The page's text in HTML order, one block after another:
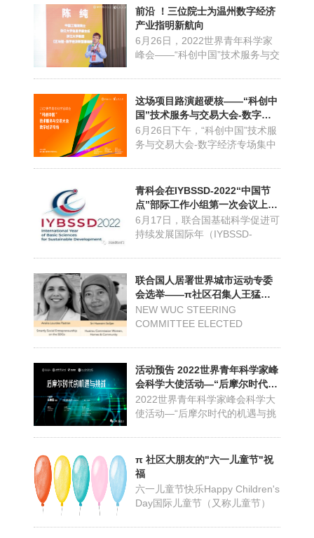
国”技术服务与交易大会数字经济
专场在温州世界青年科学家学术
中心举行，会上全国首家“科创中
国”园区科技服务工作站正式授予
温州国际未来科技岛。中国.....
前沿 ！三位院士为温州数字经济
产业指明新航向
6月26日，2022世界青年科学家
峰会——“科创中国”技术服务与交
行。会上，中国工程院院士陈
纯、中国科学院院士杨德仁、中
国工程院院士谭建荣等专家学
者，分别就“区块链-数字经济新型
基础技术”“半导体材料产业现状和
挑战”“数学设计与数字孪生”等研
究...
这场项目路演超硬核——“科创中
国”技术服务与交易大会-数字经
济专场助推温州数字经济发展
6月26日下午，“科创中国”技术服
务与交易大会-数字经济专场集中
如期而至。12家在数字经济、大
数据、智能制造、生命科学、新
材料等领域形成项目的科技企业
轮流展示、讲解。鹿城区委常
委、 副区长张伟出席了会议并作
致辞。张伟在致辞中表示，...
青科会在IYBSSD-2022“中国节
点”部际工作小组第一次会议上作
专题发言
6月17日，联合国基础科学促进可
持续发展国际年（IYBSSD-
点”部际工作小组第一次会议召
开，青科会秘书处执行秘书长王
猛作为青科会代表参会并作专题
发言，重点分享了2022青科会的
总体筹备情况及与国际年的具体
青....
联合国人居署世界城市运动专委
会选举——π社区召集人王猛当
选儿童与青年专委会联合主席
NEW WUC STEERING
COMMITTEE ELECTED
CONGRATULATIONS!
活动预告 2022世界青年科学家峰
会科学大使活动—“后摩尔时代的
机遇与挑战”
2022世界青年科学家峰会科学大
使活动—“后摩尔时代的机遇与挑
日（周四）下午16:30—18:00活
动地点：浙江工贸职业技术学院
主题讲解后摩尔时代的机遇与挑
战摩尔定律的核心价值在于基于
CMOS工艺的三极管制造成本每
年按比例降低，由此要...
π 社区大朋友的"六一儿童节"祝
福
六一儿童节快乐Happy Children's
Day国际儿童节（又称儿童节）
1942年6月10日的利迪策惨案和